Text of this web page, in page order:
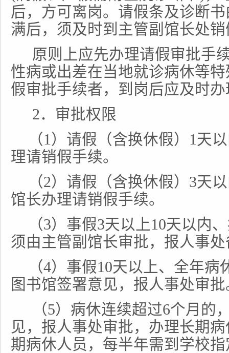
后，方可离岗。请假条及诊断
满后，须及时到主管副馆长处
原则上应先办理请假审批手
性病或出差在当地就诊病休等
假审批手续者，到岗后应及时
2．审批权限
（1）请假（含换休假）1天
理请销假手续。
（2）请假（含换休假）3天
馆长办理请销假手续。
（3）事假3天以上10天以内
须由主管副馆长审批，报人事
（4）事假10天以上、全年
图书馆签署意见，报人事处审批
（5）病休连续超过6个月的
见，报人事处审批，办理长期
期病休人员，每半年需到学校